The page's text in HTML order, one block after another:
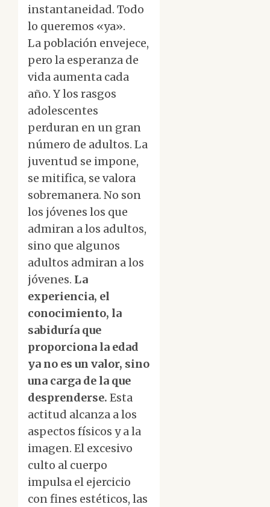
instantaneidad. Todo
lo queremos «ya».
La población envejece,
pero la esperanza de
vida aumenta cada
año. Y los rasgos
adolescentes
perduran en un gran
número de adultos. La
juventud se impone,
se mitifica, se valora
sobremanera. No son
los jóvenes los que
admiran a los adultos,
sino que algunos
adultos admiran a los
jóvenes. La
experiencia, el
conocimiento, la
sabiduría que
proporciona la edad
ya no es un valor, sino
una carga de la que
desprenderse. Esta
actitud alcanza a los
aspectos físicos y a la
imagen. El excesivo
culto al cuerpo
impulsa el ejercicio
con fines estéticos, las